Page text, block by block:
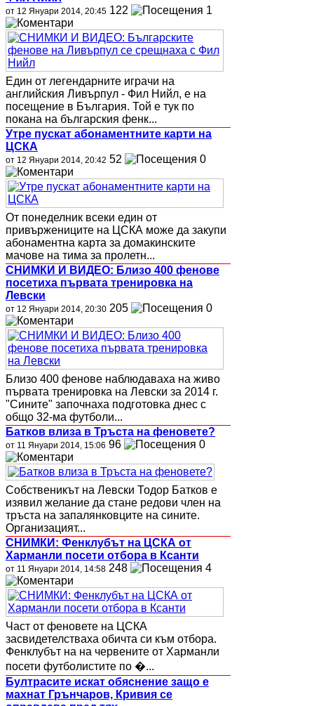
от 12 Януари 2014, 20:45 122 1
Един от легендарните играчи на
английския Ливърпул - Фил Нийл, е на
посещение в България. Той е тук по
покана на българския фенк...
Утре пускат абонаментните карти на
ЦСКА
от 12 Януари 2014, 20:42 52 0
От понеделник всеки един от
привържениците на ЦСКА може да закупи
абонаментна карта за домакинските
мачове на тима за пролетн...
СНИМКИ И ВИДЕО: Близо 400 фенове
посетиха първата тренировка на
Левски
от 12 Януари 2014, 20:30 205 0
Близо 400 фенове наблюдаваха на живо
първата тренировка на Левски за 2014 г.
"Сините" започнаха подготовка днес с
общо 32-ма футболи...
Батков влиза в Тръста на феновете?
от 11 Януари 2014, 15:06 96 0
Собственикът на Левски Тодор Батков е
изявил желание да стане редови член на
тръста на запалянковците на сините.
Организацият...
СНИМКИ: Фенклубът на ЦСКА от
Харманли посети отбора в Ксанти
от 11 Януари 2014, 14:58 248 4
Част от феновете на ЦСКА
засвидетелстваха обичта си към отбора.
Фенклубът на на червените от Харманли
посети футболистите по �...
Бултрасите искат обяснение защо е
махнат Грънчаров, Кривия се